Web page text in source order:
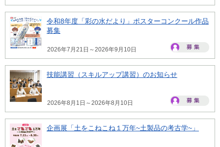
令和8年度「彩の水だより」ポスターコンクール作品
募集
2026年7月21日～2026年9月10日
技能講習（スキルアップ講習）のお知らせ
2026年8月1日～2026年8月10日
企画展「土をこねこね１万年~土製品の考古学~」